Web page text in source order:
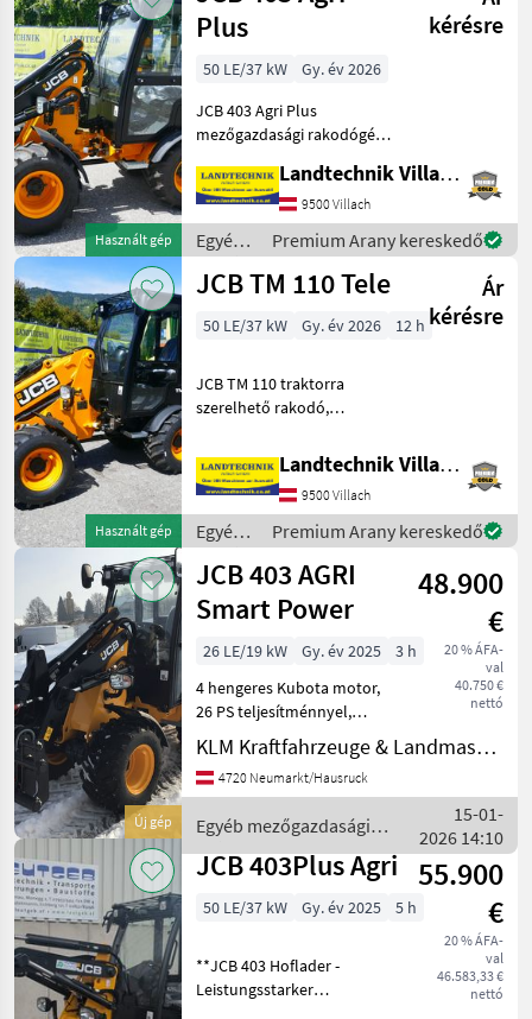
/ JCB
Használt gép
Plus
kérésre
50 LE/37 kW
Gy. év 2026
JCB 403 Agri Plus
mezőgazdasági rakodógép,
csatlakozóval, 3.
vezérlőkör, nyomásmentes
visszatérő rendszer elöl,
egykaros joystick, 2
fokozatú hi
Landtechnik Villach GmbH
9500 Villach
Egyéb
mezőgazdasági
erőgépek
Premium Arany kereskedő
Használt gép
JCB TM 110 Tele
Ár
kérésre
50 LE/37 kW Gy. év 2026 12 h
JCB TM 110 traktorra
szerelhető rakodó,
Euro-csatlakozóval,
hidraulikus
szerszámreteszeléssel, 3.
vezetékkel, hidraulikus
rezgéscsillapítás
Landtechnik Villach GmbH
9500 Villach
Egyéb
mezőgazdasági
erőgépek
/ JCB
Premium Arany kereskedő
Új gép
JCB 403 AGRI
Smart Power
48.900
€
20 % ÁFA-
val
40.750 €
nettó
26 LE/19 kW Gy. év 2025
3 h
4 hengeres Kubota motor,
26 PS teljesítménnyel,
gumiabroncsok: 31x15.50-
15 AS profil, fülke fűtéssel
és rádió-előkészítéssel
és hátul, 2
KLM Kraftfahrzeuge & Landmaschinen GmbH
4720 Neumarkt/Hausruck
Egyéb mezőgazdasági
erőgépek / JCB
15-01-
2026 14:10
JCB 403Plus Agri 55.900
€
20 % ÁFA-
val
46.583,33 €
nettó
50 LE/37 kW Gy. év 2025 5 h
**JCB 403 Hoflader -
Leistungsstarker